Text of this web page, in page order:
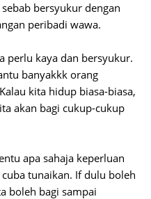
bersyukur dengan
peribadi wawa.
perlu kaya dan bersyukur.
banyakkk orang
kita hidup biasa-biasa,
akan bagi cukup-cukup
apa sahaja keperluan
tunaikan. If dulu boleh
boleh bagi sampai